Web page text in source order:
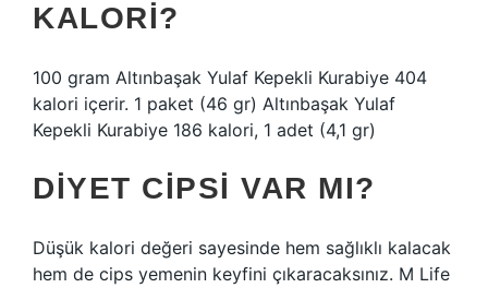
KALORI?
100 gram Altınbaşak Yulaf Kepekli Kurabiye 404
kalori içerir. 1 paket (46 gr) Altınbaşak Yulaf
Kepekli Kurabiye 186 kalori, 1 adet (4,1 gr)
DIYET CIPSI VAR MI?
Düşük kalori değeri sayesinde hem sağlıklı kalacak
hem de cips yemenin keyfini çıkaracaksınız. M Life